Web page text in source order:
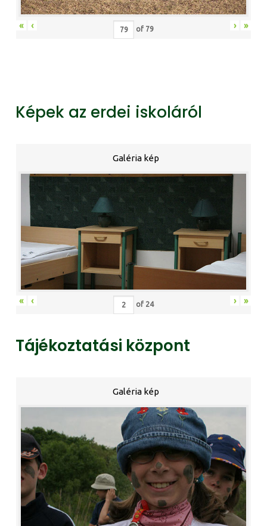
« ‹ of 79 › »
Képek az erdei iskoláról
Galéria kép
« ‹ of 24 › »
Tájékoztatási központ
Galéria kép